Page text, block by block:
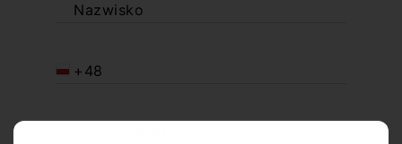
Nazwisko
+48